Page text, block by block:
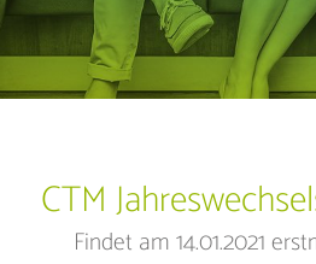
CTM
Findet am 14.01.2021